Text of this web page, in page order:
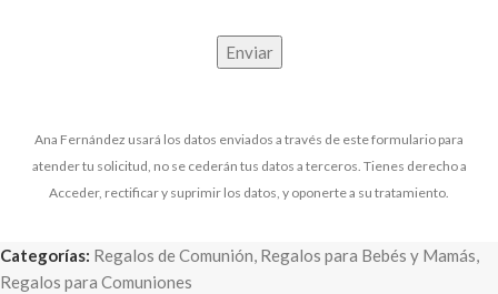
Ana Fernández usará los datos enviados a través de este formulario para
atender tu solicitud, no se cederán tus datos a terceros. Tienes derecho a
Acceder, rectificar y suprimir los datos, y oponerte a su tratamiento.
Categorías: Regalos de Comunión, Regalos para Bebés y Mamás,
Regalos para Comuniones